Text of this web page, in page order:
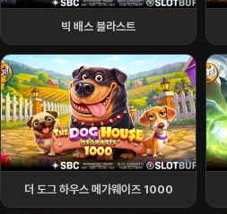
빅 배스 블라스트
더 도그 하우스 메가웨이즈 1000